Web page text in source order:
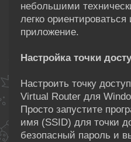
небольшими
легко
приложение.
Настройка точки
Настроить точку
Virtual Router для
Просто запустите
имя (SSID) для точки
безопасный пароль и